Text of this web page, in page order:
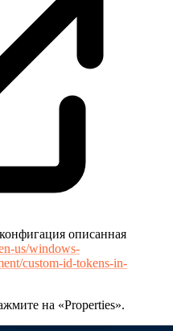
описанная
us/windows-
custom-id-tokens-in-
на «Properties».